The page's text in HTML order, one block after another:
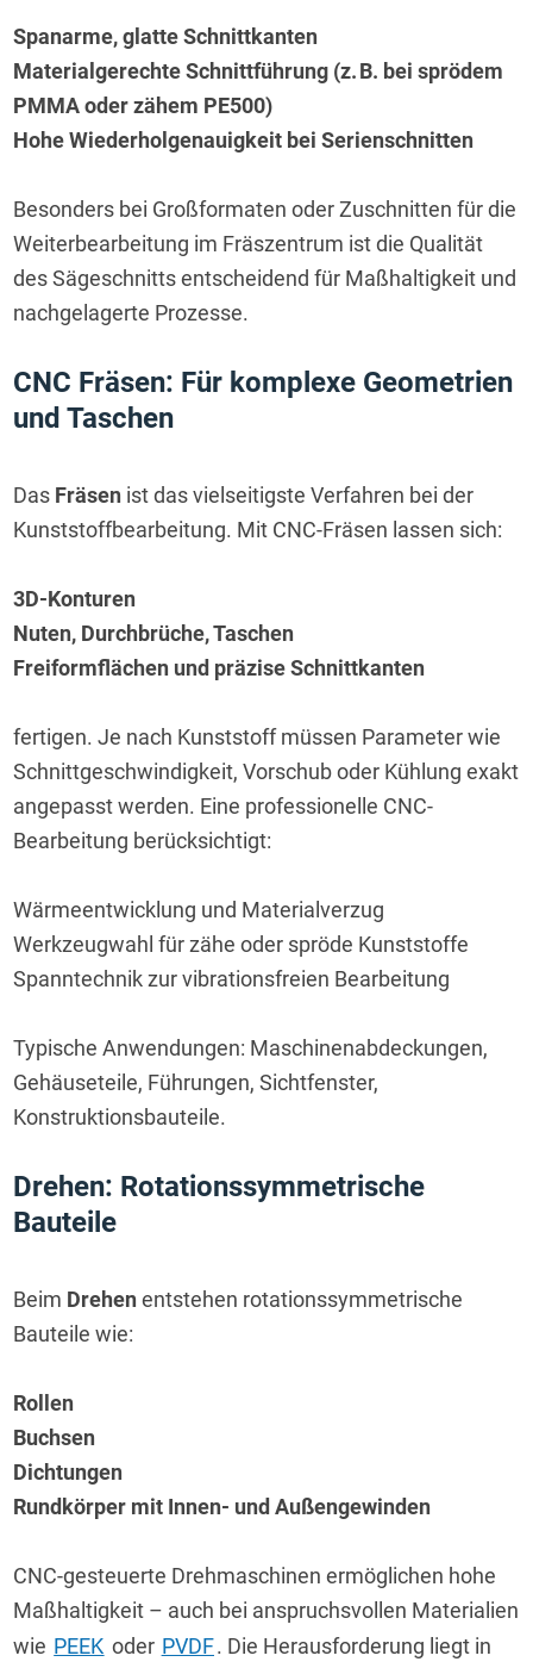
Spanarme, glatte Schnittkanten
Materialgerechte Schnittführung (z. B. bei sprödem
PMMA oder zähem PE500)
Hohe Wiederholgenauigkeit bei Serienschnitten
Besonders bei Großformaten oder Zuschnitten für die
Weiterbearbeitung im Fräszentrum ist die Qualität
des Sägeschnitts entscheidend für Maßhaltigkeit und
nachgelagerte Prozesse.
CNC Fräsen: Für komplexe Geometrien
und Taschen
Das Fräsen ist das vielseitigste Verfahren bei der
Kunststoffbearbeitung. Mit CNC-Fräsen lassen sich:
3D-Konturen
Nuten, Durchbrüche, Taschen
Freiformflächen und präzise Schnittkanten
fertigen. Je nach Kunststoff müssen Parameter wie
Schnittgeschwindigkeit, Vorschub oder Kühlung exakt
angepasst werden. Eine professionelle CNC-
Bearbeitung berücksichtigt:
Wärmeentwicklung und Materialverzug
Werkzeugwahl für zähe oder spröde Kunststoffe
Spanntechnik zur vibrationsfreien Bearbeitung
Typische Anwendungen: Maschinenabdeckungen,
Gehäuseteile, Führungen, Sichtfenster,
Konstruktionsbauteile.
Drehen: Rotationssymmetrische
Bauteile
Beim Drehen entstehen rotationssymmetrische
Bauteile wie:
Rollen
Buchsen
Dichtungen
Rundkörper mit Innen- und Außengewinden
CNC-gesteuerte Drehmaschinen ermöglichen hohe
Maßhaltigkeit – auch bei anspruchsvollen Materialien
wie PEEK oder PVDF. Die Herausforderung liegt in